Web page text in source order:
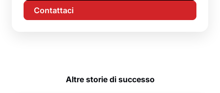
Contattaci
Altre storie di successo